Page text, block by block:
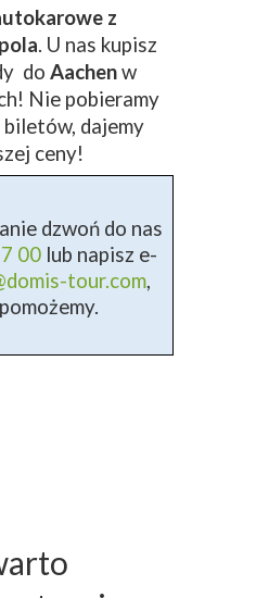
z
. U nas kupisz
do Aachenw
Nie pobieramy
dajemy
ceny!
dzwoń do nas
00lub napisz e-
tour.com,